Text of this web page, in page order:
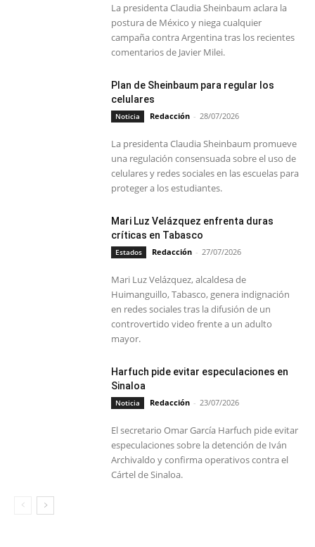
La presidenta Claudia Sheinbaum aclara la
postura de México y niega cualquier
campaña contra Argentina tras los recientes
comentarios de Javier Milei.
Plan de Sheinbaum para regular los
celulares
Noticia Redacción - 28/07/2026
La presidenta Claudia Sheinbaum promueve
una regulación consensuada sobre el uso de
celulares y redes sociales en las escuelas para
proteger a los estudiantes.
Mari Luz Velázquez enfrenta duras
críticas en Tabasco
Estados Redacción - 27/07/2026
Mari Luz Velázquez, alcaldesa de
Huimanguillo, Tabasco, genera indignación
en redes sociales tras la difusión de un
controvertido video frente a un adulto
mayor.
Harfuch pide evitar especulaciones en
Sinaloa
Noticia Redacción - 23/07/2026
El secretario Omar García Harfuch pide evitar
especulaciones sobre la detención de Iván
Archivaldo y confirma operativos contra el
Cártel de Sinaloa.